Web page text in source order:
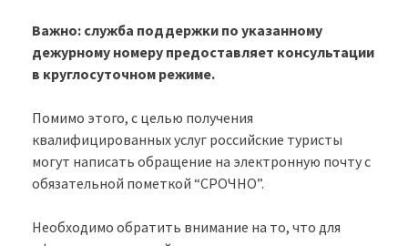
Важно: служба поддержки по указанному
дежурному номеру предоставляет консультации
в круглосуточном режиме.
Помимо этого, с целью получения
квалифицированных услуг российские туристы
могут написать обращение на электронную почту с
обязательной пометкой “СРОЧНО”.
Необходимо обратить внимание на то, что для